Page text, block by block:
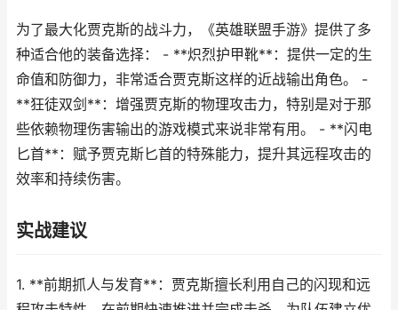
为了最大化贾克斯的战斗力，《英雄联盟手游》提供了多
种适合他的装备选择： - **炽烈护甲靴**：提供一定的生
命值和防御力，非常适合贾克斯这样的近战输出角色。 -
**狂徒双剑**：增强贾克斯的物理攻击力，特别是对于那
些依赖物理伤害输出的游戏模式来说非常有用。 - **闪电
匕首**：赋予贾克斯匕首的特殊能力，提升其远程攻击的
效率和持续伤害。
实战建议
1. **前期抓人与发育**：贾克斯擅长利用自己的闪现和远